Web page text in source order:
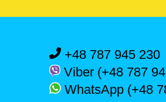
+48 787 945 230
Viber (+48 787
WhatsApp (+48